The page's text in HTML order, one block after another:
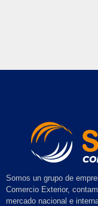
Somos un grupo de
Comercio Exterior,
mercado nacional e